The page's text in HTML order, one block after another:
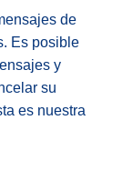
de
Es posible
y
su
es nuestra